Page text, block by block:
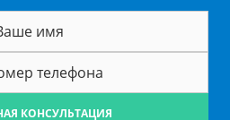
КОНСУЛЬТАЦИЯ